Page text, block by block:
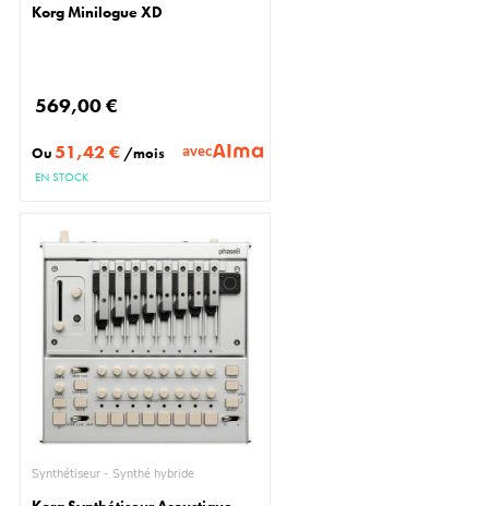
Korg Minilogue XD
569,00 €
Ou51,42 € /mois avec
EN STOCK
Synthétiseur - Synthé hybride